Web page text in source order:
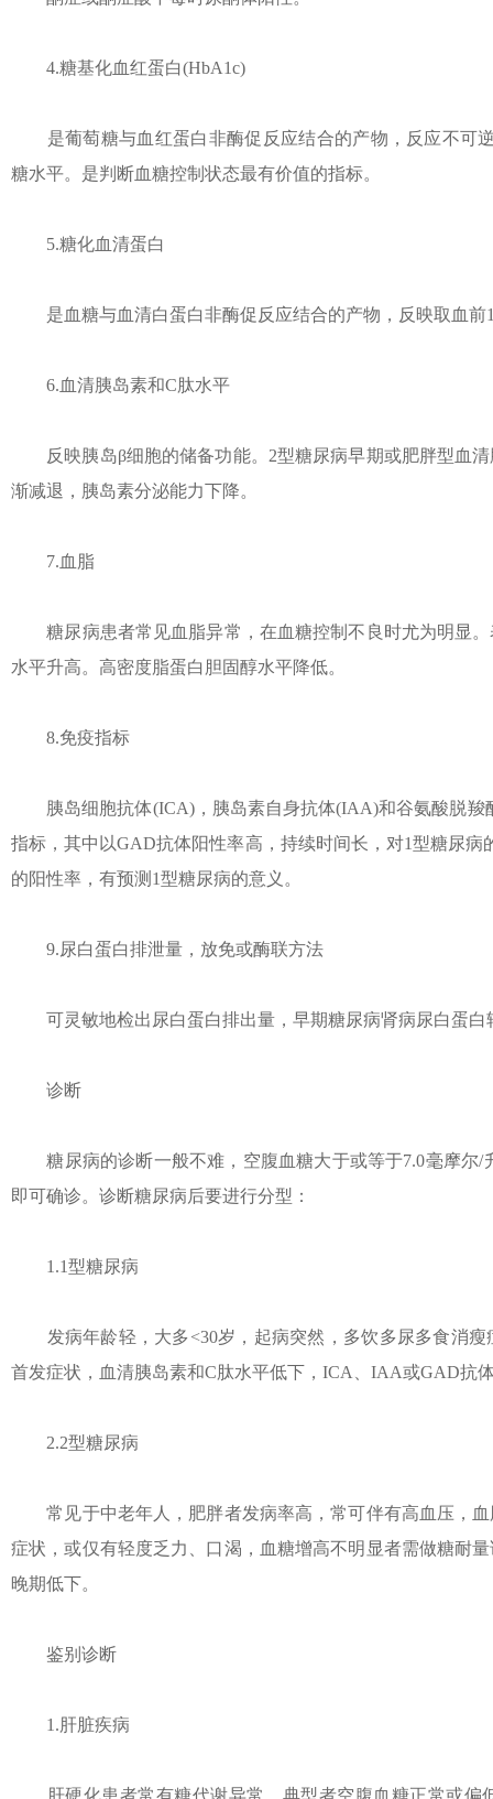
4.糖基化血红蛋白(HbA1c)
是葡萄糖与血红蛋白非酶促反应结合的产物，反应不可
糖水平。是判断血糖控制状态最有价值的指标。
5.糖化血清蛋白
是血糖与血清白蛋白非酶促反应结合的产物，反映取血前
6.血清胰岛素和C肽水平
反映胰岛β细胞的储备功能。2型糖尿病早期或肥胖型血清
渐减退，胰岛素分泌能力下降。
7.血脂
糖尿病患者常见血脂异常，在血糖控制不良时尤为明显。
水平升高。高密度脂蛋白胆固醇水平降低。
8.免疫指标
胰岛细胞抗体(ICA)，胰岛素自身抗体(IAA)和谷氨酸脱羧
指标，其中以GAD抗体阳性率高，持续时间长，对1型糖尿
的阳性率，有预测1型糖尿病的意义。
9.尿白蛋白排泄量，放免或酶联方法
可灵敏地检出尿白蛋白排出量，早期糖尿病肾病尿白蛋白
诊断
糖尿病的诊断一般不难，空腹血糖大于或等于7.0毫摩尔/
即可确诊。诊断糖尿病后要进行分型：
1.1型糖尿病
发病年龄轻，大多<30岁，起病突然，多饮多尿多食消瘦
首发症状，血清胰岛素和C肽水平低下，ICA、IAA或GAD抗
2.2型糖尿病
常见于中老年人，肥胖者发病率高，常可伴有高血压，血
症状，或仅有轻度乏力、口渴，血糖增高不明显者需做糖耐
晚期低下。
鉴别诊断
1.肝脏疾病